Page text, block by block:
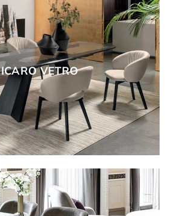
ICARO VETRO